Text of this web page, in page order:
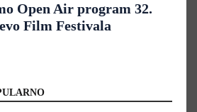
Open Air program 32.
Film Festivala